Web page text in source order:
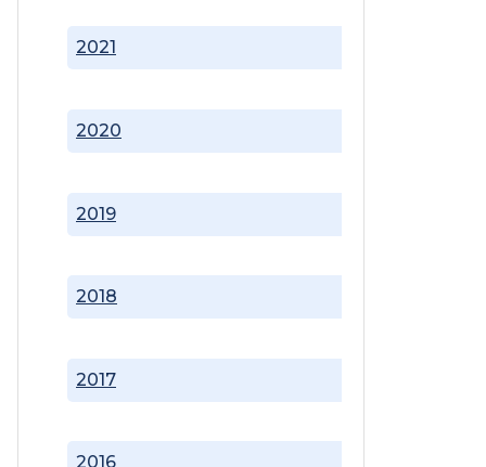
2016
2017
2018
2019
2020
2021